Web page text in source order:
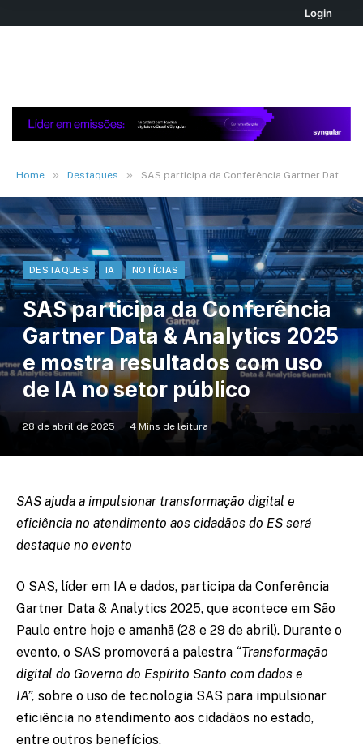
Login
Home » Destaques » SAS participa da Conferência Gartner Data & Analytics 2025 e mostra resultados com uso de IA no setor público
DESTAQUES IA NOTÍCIAS
SAS participa da Conferência
Gartner Data & Analytics 2025
e mostra resultados com uso
de IA no setor público
28 de abril de 2025 4 Mins de leitura
SAS ajuda a impulsionar transformação digital e
eficiência no atendimento aos cidadãos do ES será
destaque no evento
O SAS, líder em IA e dados, participa da Conferência
Gartner Data & Analytics 2025, que acontece em São
Paulo entre hoje e amanhã (28 e 29 de abril). Durante o
evento, o SAS promoverá a palestra “Transformação
digital do Governo do Espírito Santo com dados e
IA”, sobre o uso de tecnologia SAS para impulsionar
eficiência no atendimento aos cidadãos no estado,
entre outros benefícios.